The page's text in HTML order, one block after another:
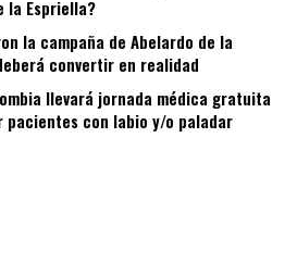
la Espriella?
la campaña de Abelardo de la
convertir en realidad
llevará jornada médica gratuita
pacientes con labio y/o paladar